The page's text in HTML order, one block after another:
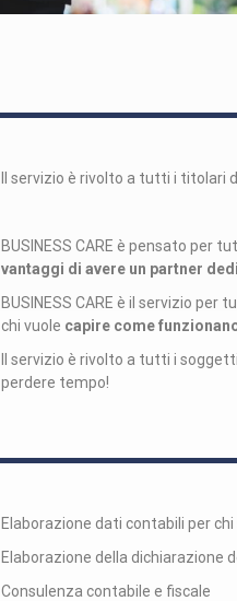
Il servizio è rivolto a tutti i titolari
BUSINESS CARE è pensato per
vantaggi di avere un partner
BUSINESS CARE è il servizio per
chi vuole capire come
Il servizio è rivolto a tutti i
perdere tempo!
Elaborazione dati contabili per
Elaborazione della dichiarazione
Consulenza contabile e fiscale